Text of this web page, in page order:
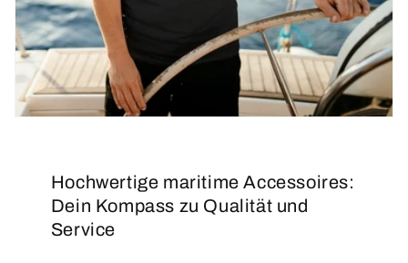
Hochwertige maritime Accessoires:
Dein Kompass zu Qualität und
Service